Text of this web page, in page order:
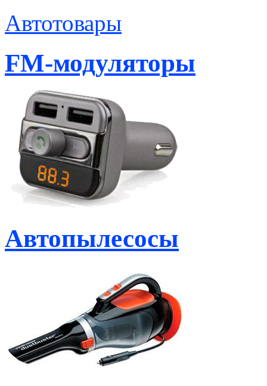
Автотовары
FM-модуляторы
Автопылесосы